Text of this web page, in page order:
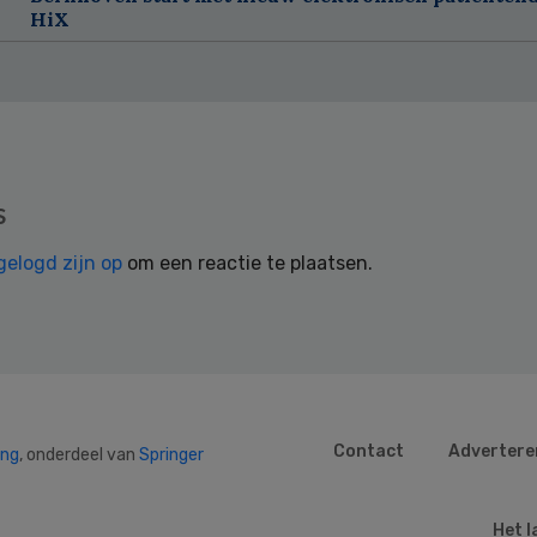
HiX
zijn op om een reactie te plaatsen.
, onderdeel van Springer Contact
Het